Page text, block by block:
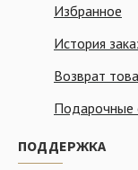
Избранное
История
Возврат
Подарочные
ПОДДЕРЖКА